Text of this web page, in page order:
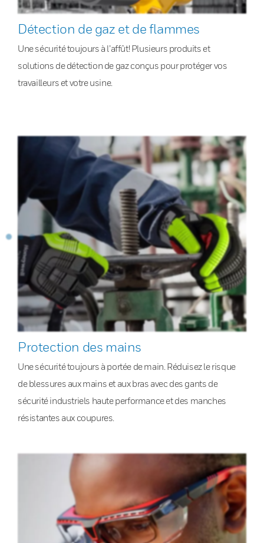
Détection de gaz et de flammes
Une sécurité toujours à l’affût! Plusieurs produits et
solutions de détection de gaz conçus pour protéger vos
travailleurs et votre usine.
Protection des mains
Une sécurité toujours à portée de main. Réduisez le risque
de blessures aux mains et aux bras avec des gants de
sécurité industriels haute performance et des manches
résistantes aux coupures.